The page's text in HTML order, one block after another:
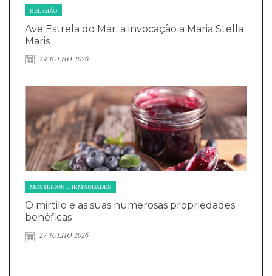
RELIGIÃO
Ave Estrela do Mar: a invocação a Maria Stella
Maris
29 JULHO 2026
MOSTEIROS E IRMANDADES
O mirtilo e as suas numerosas propriedades
benéficas
27 JULHO 2026